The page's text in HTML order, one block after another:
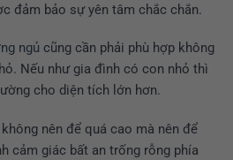
đảm bảo sự yên tâm chắc chắn.
ngủ cũng cần phải phù hợp không
Nếu như gia đình có con nhỏ thì
cho diện tích lớn hơn.
nên để quá cao mà nên để
cảm giác bất an trống rỗng phía